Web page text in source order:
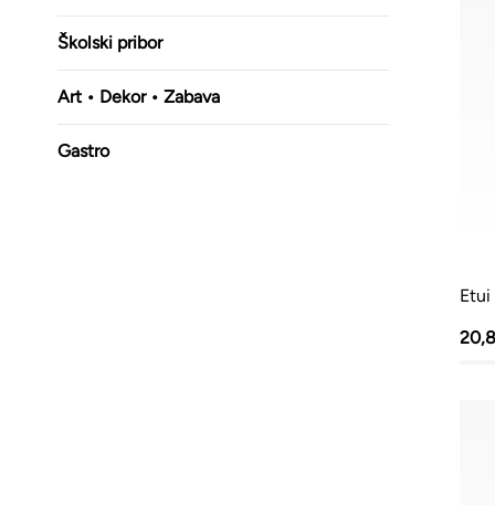
Školski pribor
Art • Dekor • Zabava
Gastro
Etui